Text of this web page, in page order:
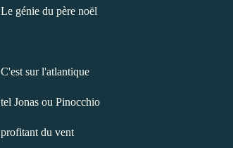
Le génie du père noël
C'est sur l'atlantique
tel Jonas ou Pinocchio
profitant du vent